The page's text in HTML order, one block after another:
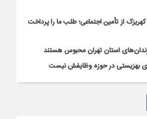
کهریزک از تأمین اجتماعی؛ طلب ما را پرداخت
بهزیستی در حوزه وظایفش نیست